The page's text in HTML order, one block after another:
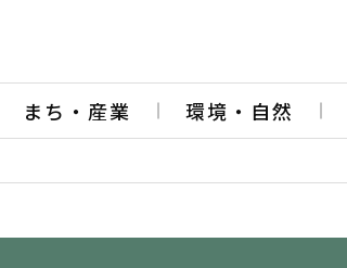
まち・産業 環境・自然